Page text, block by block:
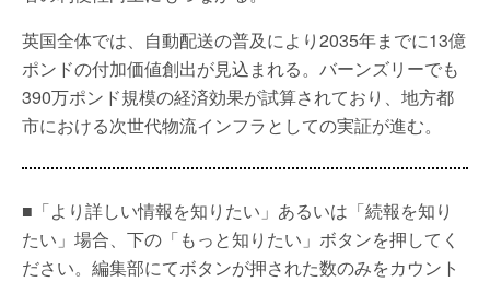
英国全体では、自動配送の普及により2035年までに13億
ポンドの付加価値創出が見込まれる。バーンズリーでも
390万ポンド規模の経済効果が試算されており、地方都
市における次世代物流インフラとしての実証が進む。
■「より詳しい情報を知りたい」あるいは「続報を知り
たい」場合、下の「もっと知りたい」ボタンを押してく
ださい。編集部にてボタンが押された数のみをカウント